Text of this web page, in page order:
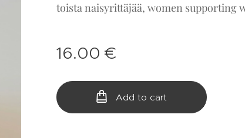
toista naisyrittäjää, women supporting
16.00 €
Add to cart